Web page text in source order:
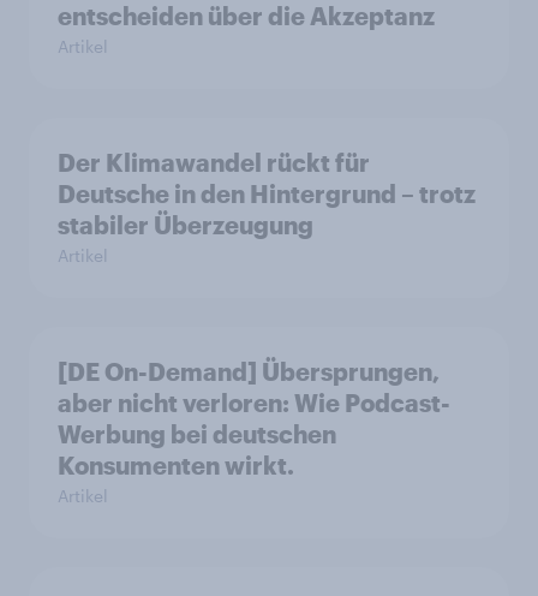
entscheiden über die Akzeptanz
Artikel
Der Klimawandel rückt für
Deutsche in den Hintergrund – trotz
stabiler Überzeugung
Artikel
[DE On-Demand] Übersprungen,
aber nicht verloren: Wie Podcast-
Werbung bei deutschen
Konsumenten wirkt.
Artikel